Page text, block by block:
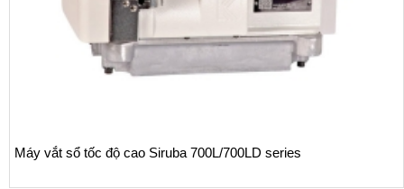
Máy vắt sổ Siruba 700L dòng L6 may